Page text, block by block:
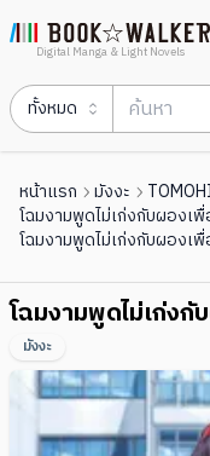
Digital Manga & Light Novels
ทั้งหมด
หน้าแรก มังงะ
โฉมงามพูดไม่เก่งกับผองเพื่
โฉมงามพูดไม่เก่งกับผองเพื่
โฉมงามพูดไม่เก่งกั
มังงะ